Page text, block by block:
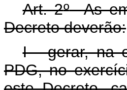
Art. 2ºAs
Decreto deverão:
I - gerar, na
PDG, no